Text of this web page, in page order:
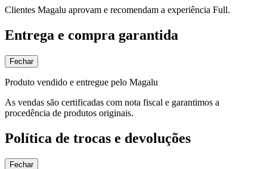
Clientes Magalu aprovam e recomendam a experiência Full.
Entrega e compra garantida
Fechar
Produto vendido e entregue pelo Magalu
As vendas são certificadas com nota fiscal e garantimos a
procedência de produtos originais.
Política de trocas e devoluções
Fechar